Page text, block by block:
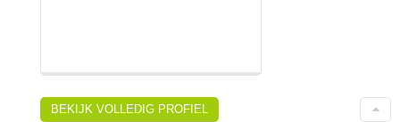
BEKIJK VOLLEDIG PROFIEL